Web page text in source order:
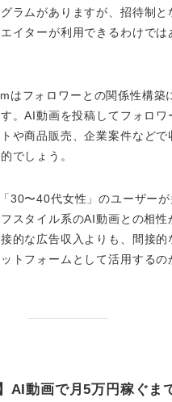
ラムがありますが、招待制と
イターが利用できるわけでは
はフォロワーとの関係性構築
。AI動画を投稿してフォロワ
や商品販売、企業案件などで
でしょう。
30〜40代女性」のユーザーが
スタイル系のAI動画との相性
的な広告収入よりも、間接的
トフォームとして活用するの
AI動画で月5万円稼ぐま